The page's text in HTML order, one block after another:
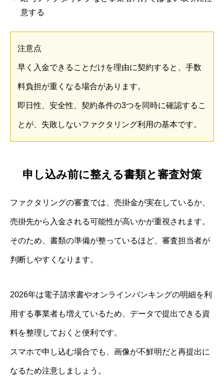
意する
注意点
早く入金できることだけを理由に契約すると、手数
料負担が重くなる場合があります。
即日性、安全性、契約条件の3つを同時に確認するこ
とが、失敗しないファクタリング利用の基本です。
申し込み前に整える書類と審査対策
ファクタリングの審査では、売掛金が実在しているか、
売掛先から入金される可能性が高いかが重視されます。
そのため、書類の準備が整っているほど、審査担当者が
判断しやすくなります。
2026年は電子請求書やオンラインバンキングの明細を利
用する事業者も増えているため、データで提出できる資
料を整理しておくと便利です。
スマホで申し込む場合でも、画像が不鮮明だと再提出に
なるため注意しましょう。